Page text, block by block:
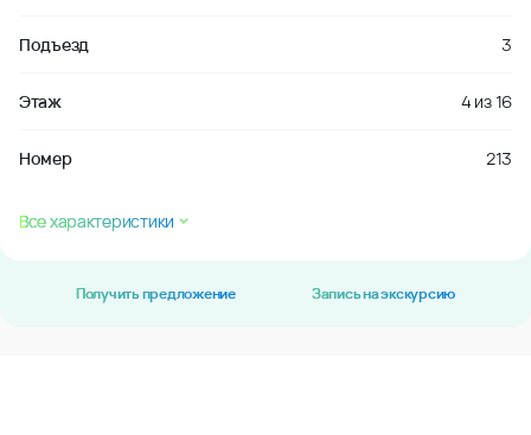
Подъезд 3
Этаж 4 из16
Номер 213
Все характеристики
Получить предложение Запись на экскурсию